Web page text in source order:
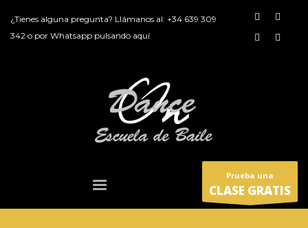
¿Tienes alguna pregunta? Llámanos al: +34 639 309
342 o por Whatsapp pulsando aquí
Prueba una
CLASE GRATIS